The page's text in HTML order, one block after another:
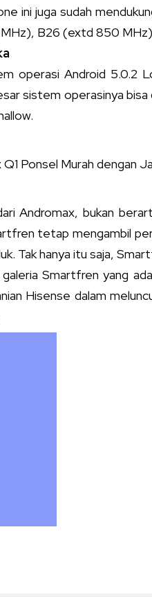
ini juga sudah
B26 (extd 850
operasi Android 5.0.2
sistem operasinya
Ponsel Murah dengan
Andromax, bukan
tetap mengambil
Tak hanya itu saja,
Smartfren yang
Hisense dalam